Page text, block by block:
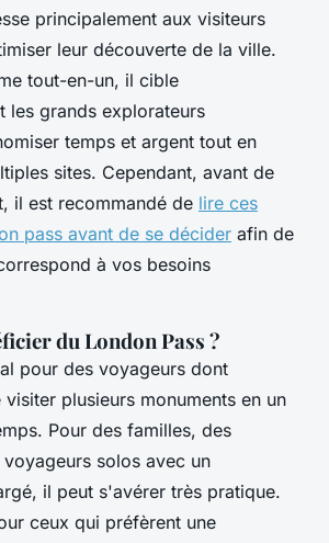
principalement aux visiteurs
leur découverte de la ville.
tout-en-un, il cible
les grands explorateurs
temps et argent tout en
sites. Cependant, avant de
il est recommandé de lire ces
pass avant de se décider afin de
à vos besoins
du London Pass ?
pour des voyageurs dont
plusieurs monuments en un
Pour des familles, des
solos avec un
il peut s'avérer très pratique.
ceux qui préfèrent une